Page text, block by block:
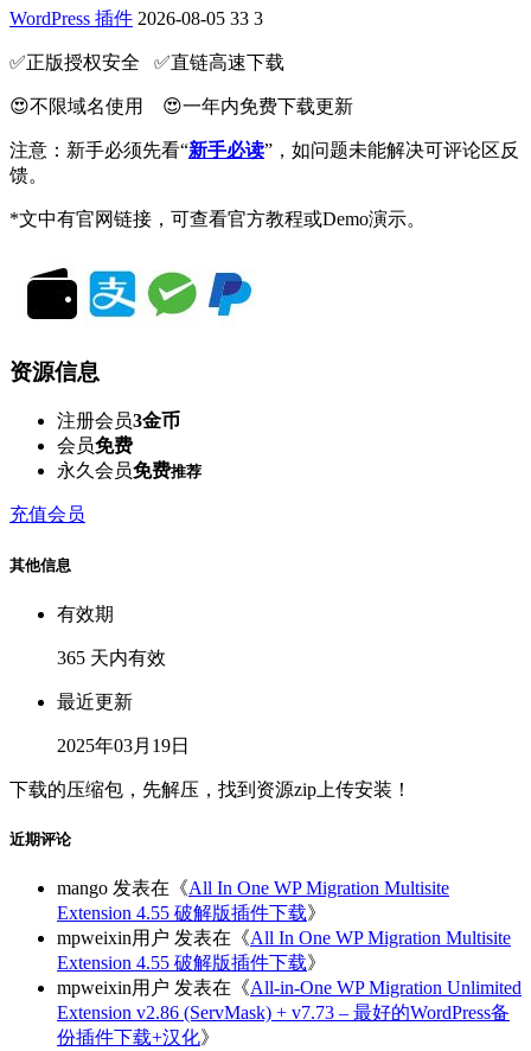
WordPress 插件 2026-08-05 33 3
✅️正版授权安全 ✅️直链高速下载
😍不限域名使用 😍一年内免费下载更新
注意：新手必须先看“新手必读”，如问题未能解决可评论区反
馈。
*文中有官网链接，可查看官方教程或Demo演示。
资源信息
注册会员3金币
会员免费
永久会员免费推荐
充值会员
其他信息
有效期
365 天内有效
最近更新
2025年03月19日
下载的压缩包，先解压，找到资源zip上传安装！
近期评论
mango 发表在《All In One WP Migration Multisite
Extension 4.55 破解版插件下载》
mpweixin用户 发表在《All In One WP Migration Multisite
Extension 4.55 破解版插件下载》
mpweixin用户 发表在《All-in-One WP Migration Unlimited
Extension v2.86 (ServMask) + v7.73 – 最好的WordPress备
份插件下载+汉化》